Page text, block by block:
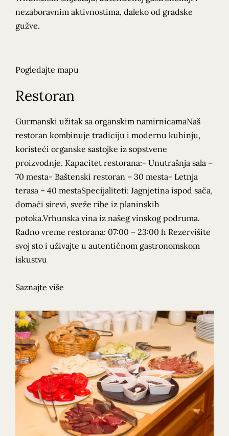
nezaboravnim aktivnostima, daleko od gradske
gužve.
Pogledajte mapu
Restoran
Gurmanski užitak sa organskim namirnicamaNaš
restoran kombinuje tradiciju i modernu kuhinju,
koristeći organske sastojke iz sopstvene
proizvodnje. Kapacitet restorana:- Unutrašnja sala –
70 mesta- Baštenski restoran – 30 mesta- Letnja
terasa – 40 mestaSpecijaliteti: Jagnjetina ispod sača,
domaći sirevi, sveže ribe iz planinskih
potoka.Vrhunska vina iz našeg vinskog podruma.
Radno vreme restorana: 07:00 – 23:00 h Rezervišite
svoj sto i uživajte u autentičnom gastronomskom
iskustvu
Saznajte više